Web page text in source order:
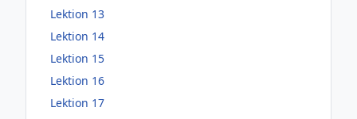
Lektion 13
Lektion 14
Lektion 15
Lektion 16
Lektion 17